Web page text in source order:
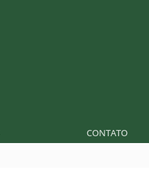
CONTATO